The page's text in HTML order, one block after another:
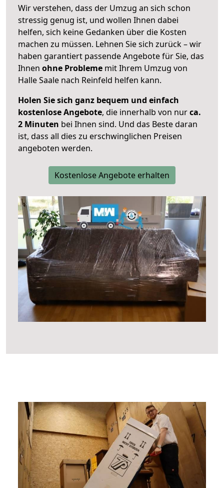
Wir verstehen, dass der Umzug an sich schon
stressig genug ist, und wollen Ihnen dabei
helfen, sich keine Gedanken über die Kosten
machen zu müssen. Lehnen Sie sich zurück – wir
haben garantiert passende Angebote für Sie, das
Ihnen ohne Probleme mit Ihrem Umzug von
Halle Saale nach Reinfeld helfen kann.
Holen Sie sich ganz bequem und einfach
kostenlose Angebote, die innerhalb von nurca.
2 Minuten bei Ihnen sind. Und das Beste daran
ist, dass all dies zu erschwinglichen Preisen
angeboten werden.
Kostenlose Angebote erhalten